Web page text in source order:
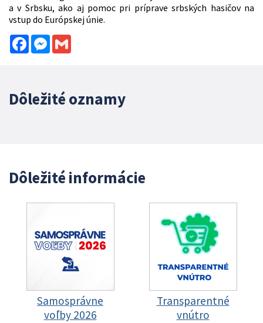
a v Srbsku, ako aj pomoc pri príprave srbských hasičov na
vstup do Európskej únie.
FacebookMessenger
Dôležité oznamy
Dôležité informácie
Samosprávne
voľby 2026
Transparentné
vnútro